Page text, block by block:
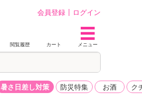
会員登録 ログイン
閲覧履歴 カート メニュー
暑さ日差し対策 防災特集 お酒 ク